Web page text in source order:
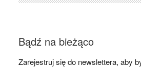
Bądź na bieżąco
Zarejestruj się do newslettera, aby